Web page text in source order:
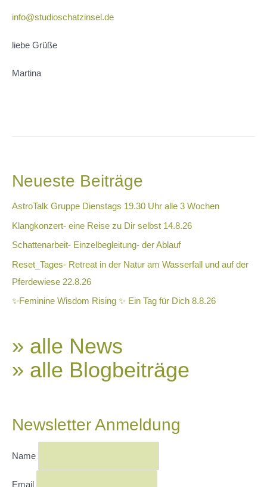
info@studioschatzinsel.de
liebe Grüße
Martina
Neueste Beiträge
AstroTalk Gruppe Dienstags 19.30 Uhr alle 3 Wochen
Klangkonzert- eine Reise zu Dir selbst 14.8.26
Schattenarbeit- Einzelbegleitung- der Ablauf
Reset_Tages- Retreat in der Natur am Wasserfall und auf der
Pferdewiese 22.8.26
✨Feminine Wisdom Rising ✨ Ein Tag für Dich 8.8.26
» alle News
» alle Blogbeiträge
Newsletter Anmeldung
Name
Email